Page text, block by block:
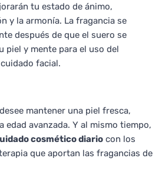
tu estado de ánimo,
y la armonía. La fragancia se
después de que el suero se
piel y mente para el uso del
facial.
mantener una piel fresca,
edad avanzada. Y al mismo tiempo,
cosmético diario con los
que aportan las fragancias de